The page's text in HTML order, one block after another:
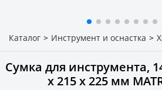
Каталог > Инструмент и оснастка >
Сумка для инструмента,
х 215 х 225 мм